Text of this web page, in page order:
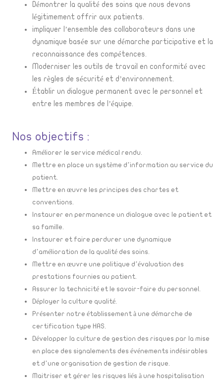
Démontrer la qualité des soins que nous devons
légitimement offrir aux patients.
impliquer l’ensemble des collaborateurs dans une
dynamique basée sur une démarche participative et la
reconnaissance des compétences.
Moderniser les outils de travail en conformité avec
les règles de sécurité et d’environnement.
Établir un dialogue permanent avec le personnel et
entre les membres de l’équipe.
Nos objectifs :
Améliorer le service médical rendu.
Mettre en place un système d’information au service du
patient.
Mettre en œuvre les principes des chartes et
conventions.
Instaurer en permanence un dialogue avec le patient et
sa famille.
Instaurer et faire perdurer une dynamique
d’amélioration de la qualité des soins.
Mettre en œuvre une politique d’évaluation des
prestations fournies au patient.
Assurer la technicité et le savoir-faire du personnel.
Déployer la culture qualité.
Présenter notre établissement à une démarche de
certification type HAS.
Développer la culture de gestion des risques par la mise
en place des signalements des événements indésirables
et d’une organisation de gestion de risque.
Maitriser et gérer les risques liés à une hospitalisation